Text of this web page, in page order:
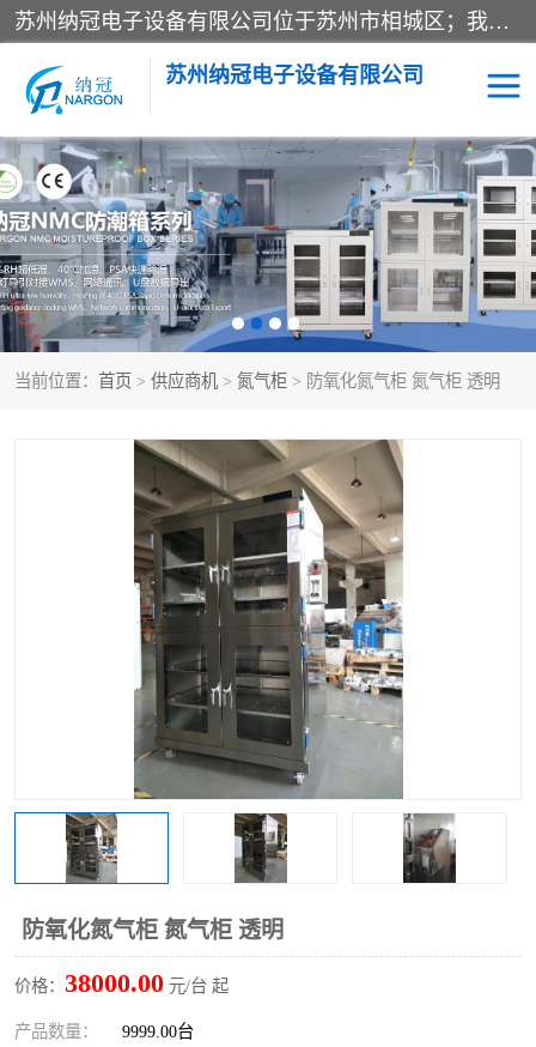
苏州纳冠电子设备有限公司位于苏州市相城区；我司依托国外先进技术结合国内用户的需求，为客户提供具有WMS功能的超低湿快速除湿电子防潮，压缩空气连续干燥柜、智能物料管理氮气储物柜、自制氮氮气柜、防潮氮气组合柜、不锈钢洁净氮气柜、洁净储物柜、石墨舟柜、亮灯导引丝网板存储柜、PCB柔性板气密干燥柜等
苏州纳冠电子设备有限公司
当前位置： 首页 > 供应商机 > 氮气柜 > 防氧化氮气柜 氮气柜 透明
防氧化氮气柜 氮气柜 透明
价格： 38000.00 元/台 起
产品数量： 9999.00台
电子防潮箱 氮气柜
智能料架 干燥箱